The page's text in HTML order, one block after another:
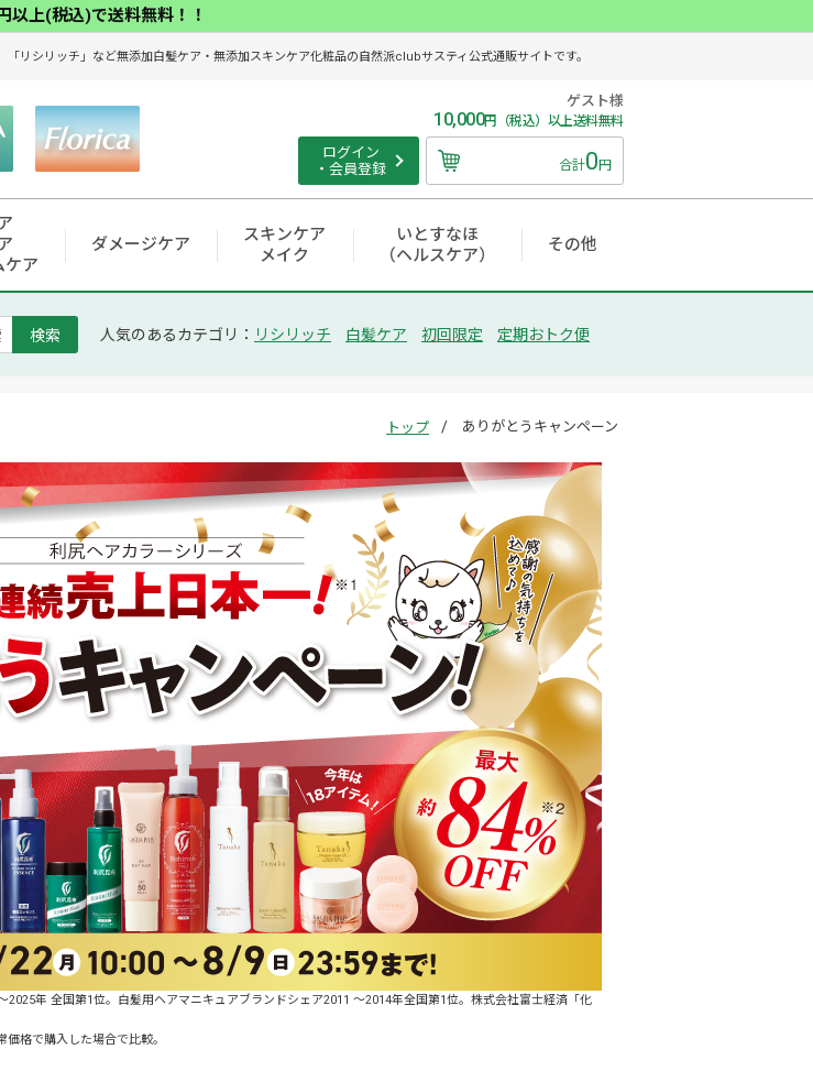
以上(税込)で送料無料！！
「リシリッチ」など無添加白髪ケア・無添加スキンケア化粧品の自然派clubサスティ公式通販サイトです。
ログイン
・会員登録
ゲスト様
10,000円（税込）以上送料無料
合計0円
ケア
ダメージケア
スキンケア
メイク
いとすなほ
（ヘルスケア）
その他
検索 人気のあるカテゴリ： リシリッチ 白髪ケア 初回限定 定期おトク便
トップ ありがとうキャンペーン
年 全国第1位。白髪用ヘアマニキュアブランドシェア2011 ～2014年全国第1位。株式会社富士経済「化
格で購入した場合で比較。